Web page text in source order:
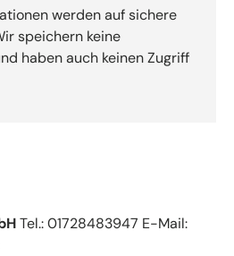
werden auf sichere
speichern keine
haben auch keinen Zugriff
Tel.: 01728483947 E-Mail: